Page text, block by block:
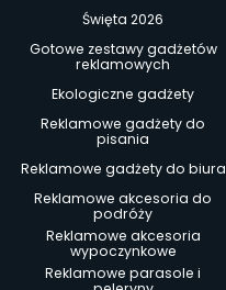
Święta 2026
Gotowe zestawy gadżetów
reklamowych
Ekologiczne gadżety
Reklamowe gadżety do
pisania
Reklamowe gadżety do biura
Reklamowe akcesoria do
podróży
Reklamowe akcesoria
wypoczynkowe
Reklamowe parasole i